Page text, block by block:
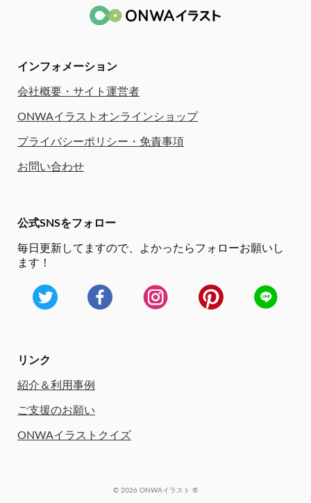
インフォメーション
会社概要・サイト運営者
ONWAイラストオンラインショップ
プライバシーポリシー・免責事項
お問い合わせ
公式SNSをフォロー
毎日更新してますので、
よかったらフォローお願いし
ます！
リンク
紹介＆利用事例
ご支援のお願い
ONWAイラストクイズ
© 2026 ONWAイラスト ®